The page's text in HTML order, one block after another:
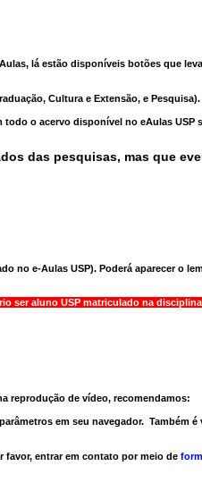
lá estão disponíveis botões que
Cultura e Extensão, e Pesquisa).
o acervo disponível no eAulas USP
das pesquisas, mas que
no e-Aulas USP). Poderá aparecer o
ser aluno USP matriculado na
reprodução de vídeo, recomendamos:
em seu navegador. Também é
favor, entrar em contato por meio de